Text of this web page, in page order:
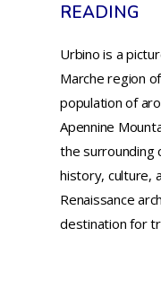
READING
Urbino is a
Marche region
population of
Apennine
the surrounding
history, culture,
Renaissance
destination for